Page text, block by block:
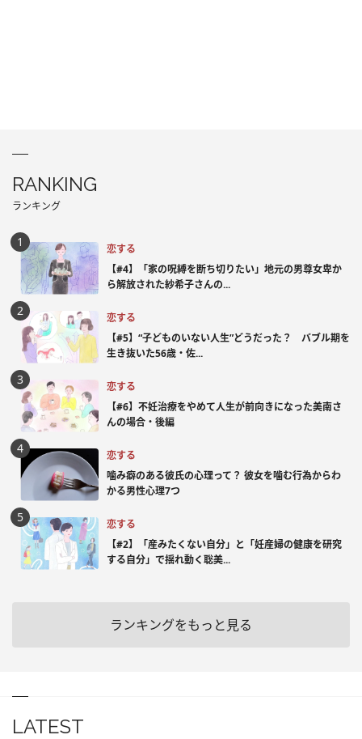
RANKING
ランキング
恋する
【#4】「家の呪縛を断ち切りたい」地元の男尊女卑か
ら解放された紗希子さんの...
恋する
【#5】“子どものいない人生”どうだった？ バブル期を
生き抜いた56歳・佐...
恋する
【#6】不妊治療をやめて人生が前向きになった美南さ
んの場合・後編
恋する
噛み癖のある彼氏の心理って？ 彼女を噛む行為からわ
かる男性心理7つ
恋する
【#2】「産みたくない自分」と「妊産婦の健康を研究
する自分」で揺れ動く聡美...
ランキングをもっと見る
LATEST